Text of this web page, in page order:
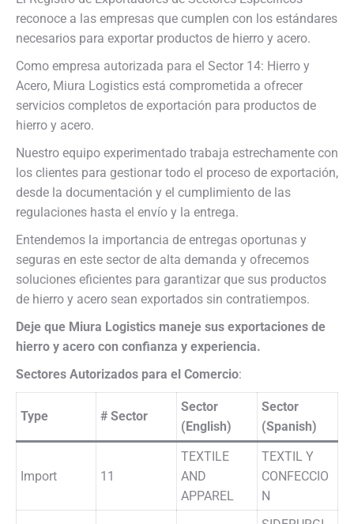
reconoce a las empresas que cumplen con los estándares
necesarios para exportar productos de hierro y acero.
Como empresa autorizada para el Sector 14: Hierro y
Acero, Miura Logistics está comprometida a ofrecer
servicios completos de exportación para productos de
hierro y acero.
Nuestro equipo experimentado trabaja estrechamente con
los clientes para gestionar todo el proceso de exportación,
desde la documentación y el cumplimiento de las
regulaciones hasta el envío y la entrega.
Entendemos la importancia de entregas oportunas y
seguras en este sector de alta demanda y ofrecemos
soluciones eficientes para garantizar que sus productos
de hierro y acero sean exportados sin contratiempos.
Deje que Miura Logistics maneje sus exportaciones de
hierro y acero con confianza y experiencia.
Sectores Autorizados para el Comercio:
Type # Sector
Sector
(English)
Sector
(Spanish)
Import 11
TEXTILE
AND
APPAREL
TEXTIL Y
CONFECCIO
N